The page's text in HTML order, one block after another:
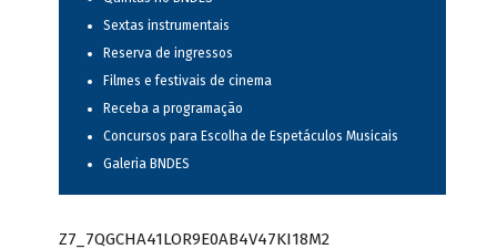
Sextas instrumentais
Reserva de ingressos
Filmes e festivais de cinema
Receba a programação
Concursos para Escolha de Espetáculos Musicais
Galeria BNDES
Z7_7QGCHA41LOR9E0AB4V47KI18M2